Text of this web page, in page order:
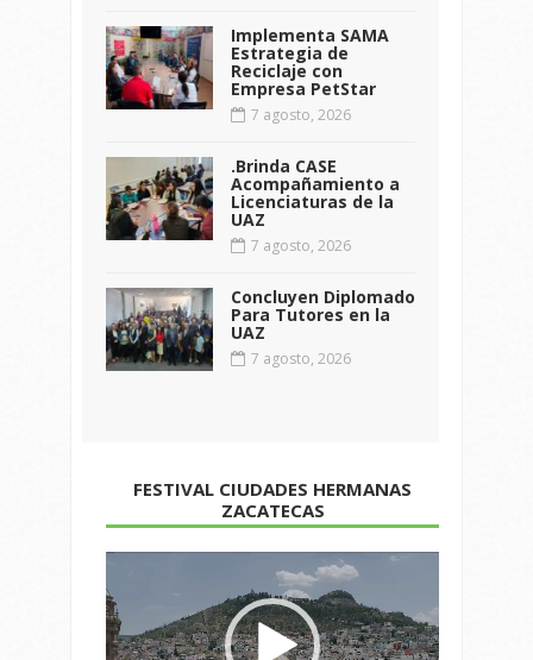
Implementa SAMA
Estrategia de
Reciclaje con
Empresa PetStar
7 agosto, 2026
.Brinda CASE
Acompañamiento a
Licenciaturas de la
UAZ
7 agosto, 2026
Concluyen Diplomado
Para Tutores en la
UAZ
7 agosto, 2026
FESTIVAL CIUDADES HERMANAS
ZACATECAS
de
vídeo